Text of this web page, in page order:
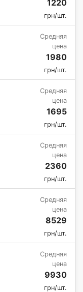
1220
грн/шт.
Средняя
цена
1980
грн/шт.
Средняя
цена
1695
грн/шт.
Средняя
цена
2360
грн/шт.
Средняя
цена
8529
грн/шт.
Средняя
цена
9930
грн/шт.